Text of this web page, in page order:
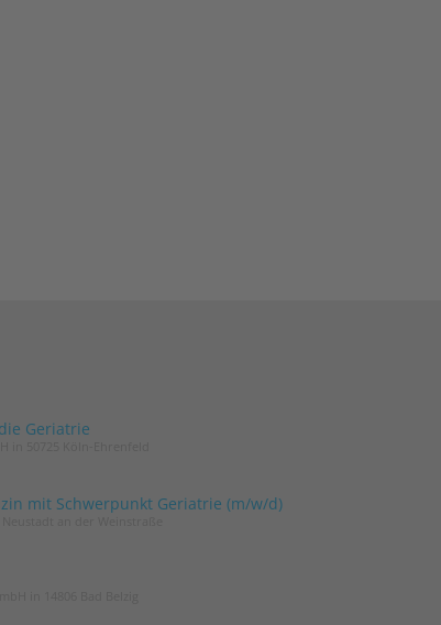
Geriatrie
mit Schwerpunkt Geriatrie (m/w/d)